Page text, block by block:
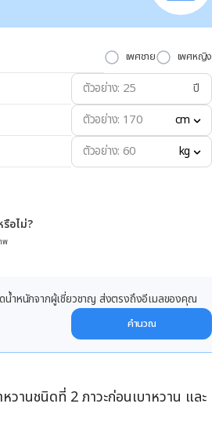
เพศชาย เพศหญิง
ปี
cm
kg
อไม่?
พ
น้ำหนักจากผู้เชี่ยวชาญ ส่งตรงถึงอีเมลของคุณ
คำนวณ
วานชนิดที่ 2 ภาวะก่อนเบาหวาน และ